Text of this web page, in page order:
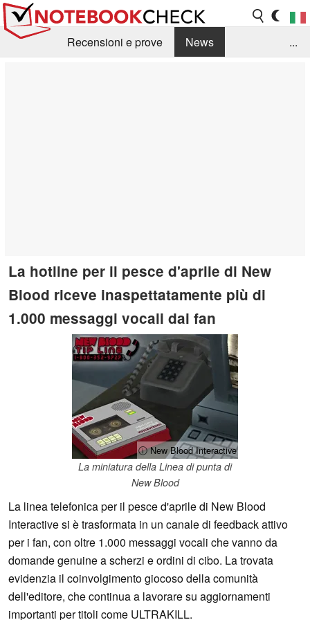
Recensioni e prove
News
...
La hotline per il pesce d'aprile di New
Blood riceve inaspettatamente più di
1.000 messaggi vocali dai fan
ⓘ New Blood Interactive
La miniatura della Linea di punta di
New Blood
La linea telefonica per il pesce d'aprile di New Blood
Interactive si è trasformata in un canale di feedback attivo
per i fan, con oltre 1.000 messaggi vocali che vanno da
domande genuine a scherzi e ordini di cibo. La trovata
evidenzia il coinvolgimento giocoso della comunità
dell'editore, che continua a lavorare su aggiornamenti
importanti per titoli come ULTRAKILL.